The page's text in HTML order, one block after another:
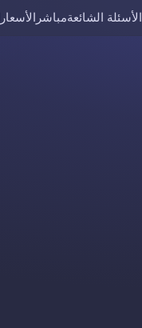
الأسعار مباشرالأسئلة الشائعة